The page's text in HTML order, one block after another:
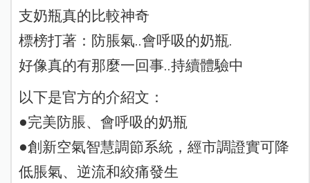
支奶瓶真的比較神奇
標榜打著：防脹氣..會呼吸的奶瓶.
好像真的有那麼一回事..持續體驗中
以下是官方的介紹文：
●完美防脹、會呼吸的奶瓶
●創新空氣智慧調節系統，經市調證實可降
低脹氣、逆流和絞痛發生